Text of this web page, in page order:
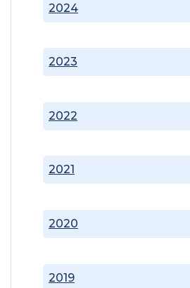
2019
2020
2021
2022
2023
2024